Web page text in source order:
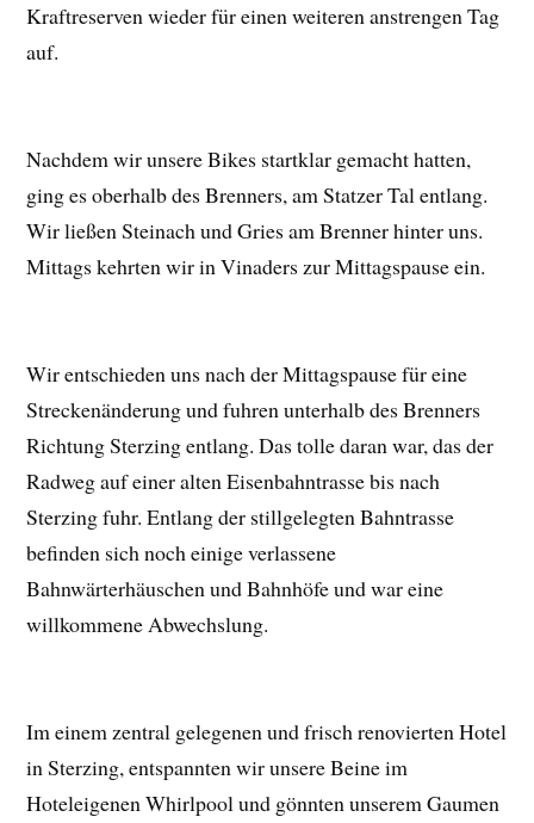
Kraftreserven wieder für einen weiteren anstrengen Tag
auf.
Nachdem wir unsere Bikes startklar gemacht hatten,
ging es oberhalb des Brenners, am Statzer Tal entlang.
Wir ließen Steinach und Gries am Brenner hinter uns.
Mittags kehrten wir in Vinaders zur Mittagspause ein.
Wir entschieden uns nach der Mittagspause für eine
Streckenänderung und fuhren unterhalb des Brenners
Richtung Sterzing entlang. Das tolle daran war, das der
Radweg auf einer alten Eisenbahntrasse bis nach
Sterzing fuhr. Entlang der stillgelegten Bahntrasse
befinden sich noch einige verlassene
Bahnwärterhäuschen und Bahnhöfe und war eine
willkommene Abwechslung.
Im einem zentral gelegenen und frisch renovierten Hotel
in Sterzing, entspannten wir unsere Beine im
Hoteleigenen Whirlpool und gönnten unserem Gaumen